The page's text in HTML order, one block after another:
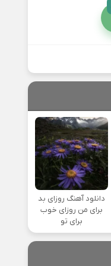
دانلود آهنگ روزای بد
برای من روزای خوب
برای تو